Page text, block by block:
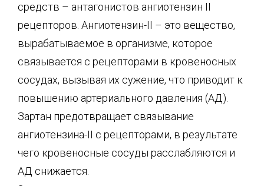
средств – антагонистов ангиотензин II
рецепторов. Ангиотензин-II – это вещество,
вырабатываемое в организме, которое
связывается с рецепторами в кровеносных
сосудах, вызывая их сужение, что приводит к
повышению артериального давления (АД).
Зартан предотвращает связывание
ангиотензина-II с рецепторами, в результате
чего кровеносные сосуды расслабляются и
АД снижается.